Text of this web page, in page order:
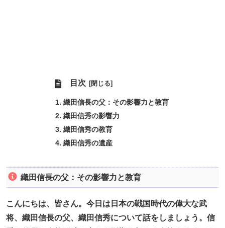
目次
織田信長の父：その影響力と教育
織田信秀の影響力
織田信秀の教育
織田信秀の遺産
織田信長の父：その影響力と教育
こんにちは、皆さん。今日は日本の戦国時代の偉大な武
将、織田信長の父、織田信秀について話をしましょう。信